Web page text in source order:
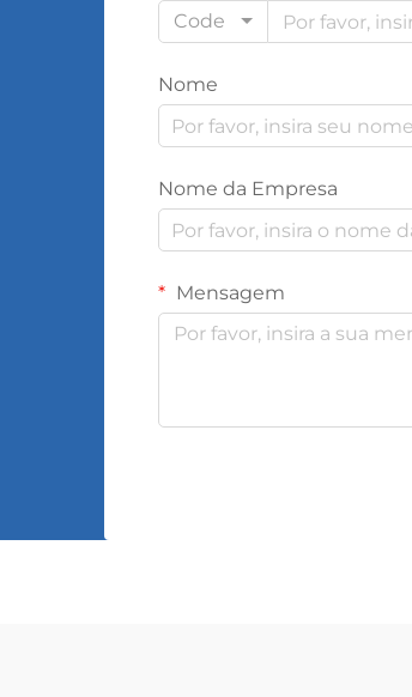
Code
Nome
Nome da Empresa
Mensagem